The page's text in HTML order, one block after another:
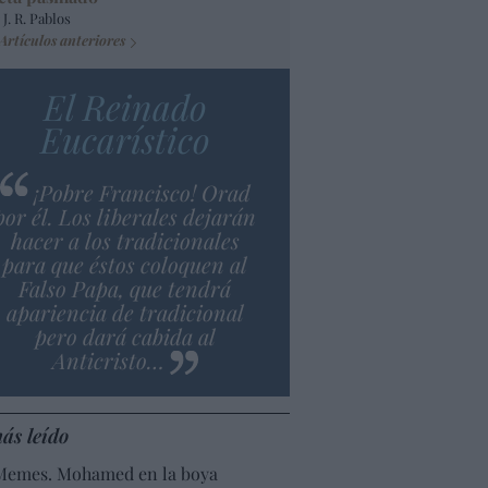
R. Pablos
Artículos anteriores
El Reinado
Eucarístico
¡Pobre Francisco! Orad
él. Los liberales dejarán
hacer a los tradicionales
para que éstos coloquen al
Falso Papa, que tendrá
apariencia de tradicional
pero dará cabida al
Anticristo…
leído
Mohamed en la boya